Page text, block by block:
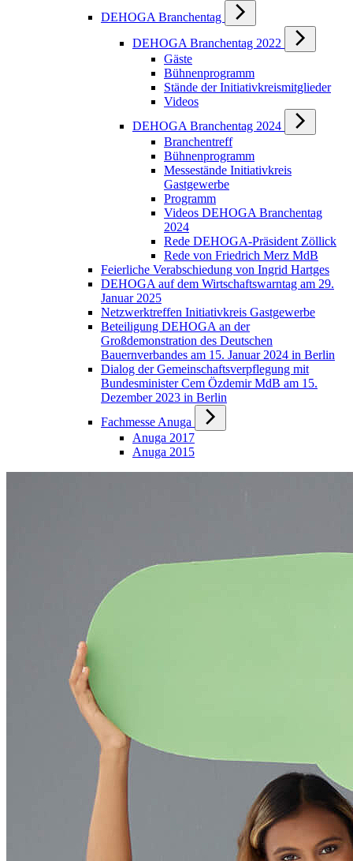
DEHOGA Branchentag
DEHOGA Branchentag 2022
Gäste
Bühnenprogramm
Stände der Initiativkreismitglieder
Videos
DEHOGA Branchentag 2024
Branchentreff
Bühnenprogramm
Messestände Initiativkreis
Gastgewerbe
Programm
Videos DEHOGA Branchentag
2024
Rede DEHOGA-Präsident Zöllick
Rede von Friedrich Merz MdB
Feierliche Verabschiedung von Ingrid Hartges
DEHOGA auf dem Wirtschaftswarntag am 29.
Januar 2025
Netzwerktreffen Initiativkreis Gastgewerbe
Beteiligung DEHOGA an der
Großdemonstration des Deutschen
Bauernverbandes am 15. Januar 2024 in Berlin
Dialog der Gemeinschaftsverpflegung mit
Bundesminister Cem Özdemir MdB am 15.
Dezember 2023 in Berlin
Fachmesse Anuga
Anuga 2017
Anuga 2015